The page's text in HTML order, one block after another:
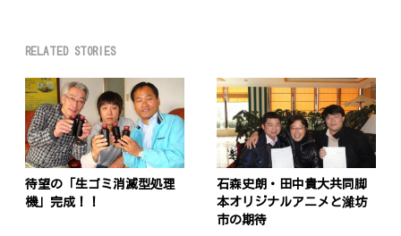
RELATED STORIES
待望の「生ゴミ消滅型処理
機」完成！！
石森史朗・田中貴大共同脚
本オリジナルアニメと濰坊
市の期待